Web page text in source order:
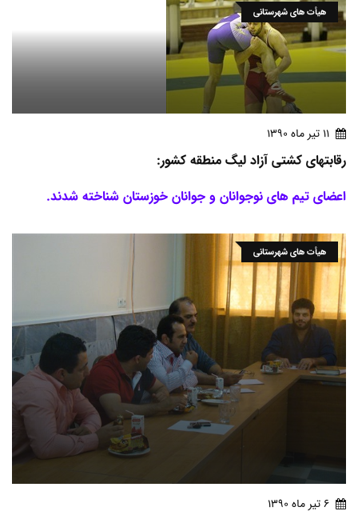
هیأت های شهرستانی
11 تير ماه 1390
رقابتهای کشتی آزاد لیگ منطقه کشور:
اعضای تیم های نوجوانان و جوانان خوزستان شناخته شدند.
هیأت های شهرستانی
6 تير ماه 1390